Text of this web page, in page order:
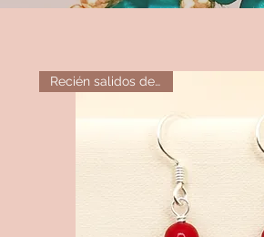
Recién salidos del horno